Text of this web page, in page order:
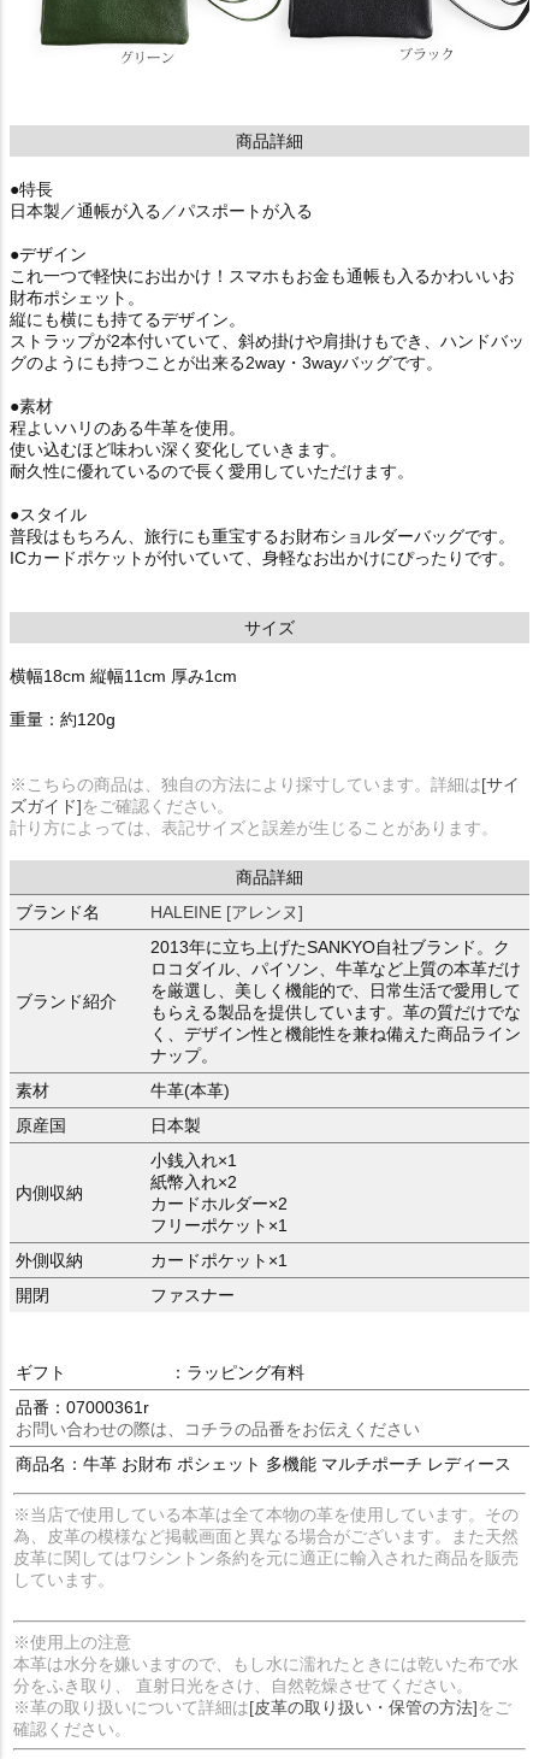
商品詳細
●特長
日本製／通帳が入る／パスポートが入る
●デザイン
これ一つで軽快にお出かけ！スマホもお金も通帳も入るかわいいお
財布ポシェット。
縦にも横にも持てるデザイン。
ストラップが2本付いていて、斜め掛けや肩掛けもでき、ハンドバッ
グのようにも持つことが出来る2way・3wayバッグです。
●素材
程よいハリのある牛革を使用。
使い込むほど味わい深く変化していきます。
耐久性に優れているので長く愛用していただけます。
●スタイル
普段はもちろん、旅行にも重宝するお財布ショルダーバッグです。
ICカードポケットが付いていて、身軽なお出かけにぴったりです。
サイズ
横幅18cm 縦幅11cm 厚み1cm
重量：約120g
※こちらの商品は、独自の方法により採寸しています。詳細は[サイ
ズガイド]をご確認ください。
計り方によっては、表記サイズと誤差が生じることがあります。
商品詳細
ブランド名
HALEINE [アレンヌ]
ブランド紹介
2013年に立ち上げたSANKYO自社ブランド。ク
ロコダイル、パイソン、牛革など上質の本革だけ
を厳選し、美しく機能的で、日常生活で愛用して
もらえる製品を提供しています。革の質だけでな
く、デザイン性と機能性を兼ね備えた商品ライン
ナップ。
素材
牛革(本革)
原産国
日本製
内側収納
小銭入れ×1
紙幣入れ×2
カードホルダー×2
フリーポケット×1
外側収納
カードポケット×1
開閉
ファスナー
ギフト
：ラッピング有料
品番：07000361r
お問い合わせの際は、コチラの品番をお伝えください
商品名：牛革 お財布 ポシェット 多機能 マルチポーチ レディース
※当店で使用している本革は全て本物の革を使用しています。その
為、皮革の模様など掲載画面と異なる場合がございます。また天然
皮革に関してはワシントン条約を元に適正に輸入された商品を販売
しています。
※使用上の注意
本革は水分を嫌いますので、もし水に濡れたときには乾いた布で水
分をふき取り、 直射日光をさけ、自然乾燥させてください。
※革の取り扱いについて詳細は[皮革の取り扱い・保管の方法]をご
確認ください。